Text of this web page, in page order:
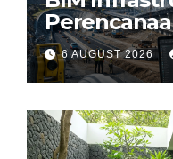
6 AUGUST 2026